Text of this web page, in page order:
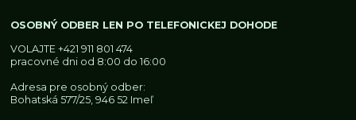
OSOBNÝ ODBER LEN PO TELEFONICKEJ DOHODE
VOLAJTE+421 911 801 474
pracovné dni od 8:00 do 16:00
Adresa pre osobný odber:
Bohatská 577/25, 946 52 Imeľ